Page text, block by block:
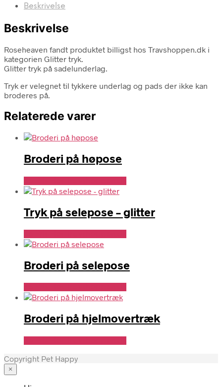
Beskrivelse
Beskrivelse
Roseheaven fandt produktet billigst hos Travshoppen.dk i
kategorien Glitter tryk.
Glitter tryk på sadelunderlag.
Tryk er velegnet til tykkere underlag og pads der ikke kan
broderes på.
Relaterede varer
Broderi på høpose
Tryk på selepose – glitter
Broderi på selepose
Broderi på hjelmovertræk
Copyright Pet Happy
×